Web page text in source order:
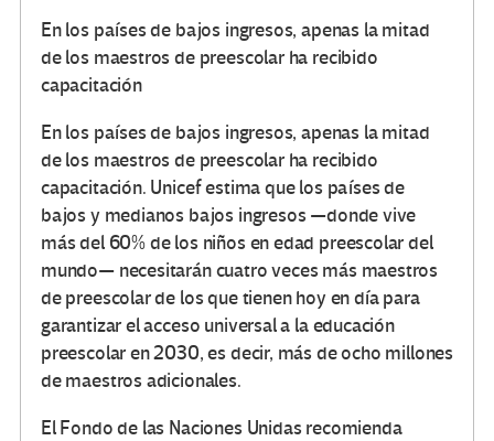
En los países de bajos ingresos, apenas la mitad
de los maestros de preescolar ha recibido
capacitación
En los países de bajos ingresos, apenas la mitad
de los maestros de preescolar ha recibido
capacitación. Unicef estima que los países de
bajos y medianos bajos ingresos —donde vive
más del 60% de los niños en edad preescolar del
mundo— necesitarán cuatro veces más maestros
de preescolar de los que tienen hoy en día para
garantizar el acceso universal a la educación
preescolar en 2030, es decir, más de ocho millones
de maestros adicionales.
El Fondo de las Naciones Unidas recomienda